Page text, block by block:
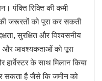
पंक्ति रिक्ति की कमी
जरूरतों को पूरा कर सकती
सुरक्षित और विश्वसनीय
और आवश्यकताओं को पूरा
हार्वेस्टर के साथ मिलान किया
सकता है जैसे कि जमीन को